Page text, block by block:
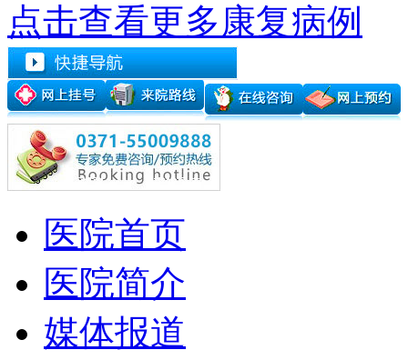
点击查看更多康复病例
医院首页
医院简介
媒体报道